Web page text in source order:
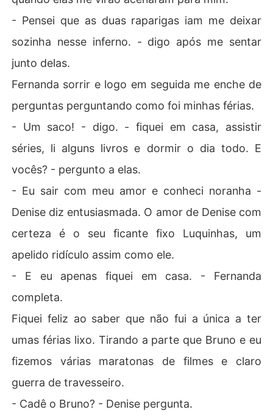
- Pensei que as duas raparigas iam me deixar
sozinha nesse inferno. - digo após me sentar
junto delas.
Fernanda sorrir e logo em seguida me enche de
perguntas perguntando como foi minhas férias.
- Um saco! - digo. - fiquei em casa, assistir
séries, li alguns livros e dormir o dia todo. E
vocês? - pergunto a elas.
- Eu sair com meu amor e conheci noranha -
Denise diz entusiasmada. O amor de Denise com
certeza é o seu ficante fixo Luquinhas, um
apelido ridículo assim como ele.
- E eu apenas fiquei em casa. - Fernanda
completa.
Fiquei feliz ao saber que não fui a única a ter
umas férias lixo. Tirando a parte que Bruno e eu
fizemos várias maratonas de filmes e claro
guerra de travesseiro.
- Cadê o Bruno? - Denise pergunta.